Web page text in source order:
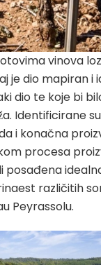
vinova
je dio mapiran i
dio te koje bi
Identificirane
i konačna
procesa
posađena
različitih
Peyrassolu.